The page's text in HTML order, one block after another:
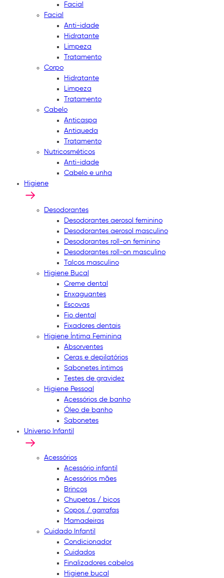
Facial
Facial
Anti-idade
Hidratante
Limpeza
Tratamento
Corpo
Hidratante
Limpeza
Tratamento
Cabelo
Anticaspa
Antiqueda
Tratamento
Nutricosméticos
Anti-idade
Cabelo e unha
Higiene
Desodorantes
Desodorantes aerosol feminino
Desodorantes aerosol masculino
Desodorantes roll-on feminino
Desodorantes roll-on masculino
Talcos masculino
Higiene Bucal
Creme dental
Enxaguantes
Escovas
Fio dental
Fixadores dentais
Higiene Íntima Feminina
Absorventes
Ceras e depilatórios
Sabonetes íntimos
Testes de gravidez
Higiene Pessoal
Acessórios de banho
Óleo de banho
Sabonetes
Universo Infantil
Acessórios
Acessório infantil
Acessórios mães
Brincos
Chupetas / bicos
Copos / garrafas
Mamadeiras
Cuidado Infantil
Condicionador
Cuidados
Finalizadores cabelos
Higiene bucal